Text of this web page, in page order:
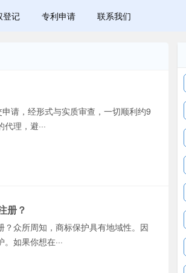
登记 专利申请 联系我们
请，经形式与实质审查，一切顺利约9
理，避···
册？
众所周知，商标保护具有地域性。因
如果你想在···